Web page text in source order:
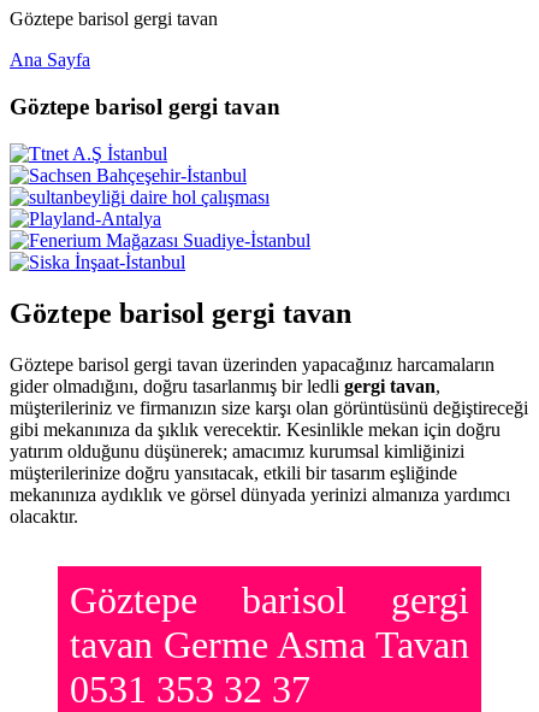
Göztepe barisol gergi tavan
Ana Sayfa
Göztepe barisol gergi tavan
Göztepe barisol gergi tavan
Göztepe barisol gergi tavan üzerinden yapacağınız harcamaların
gider olmadığını, doğru tasarlanmış bir ledli gergi tavan,
müşterileriniz ve firmanızın size karşı olan görüntüsünü değiştireceği
gibi mekanınıza da şıklık verecektir. Kesinlikle mekan için doğru
yatırım olduğunu düşünerek; amacımız kurumsal kimliğinizi
müşterilerinize doğru yansıtacak, etkili bir tasarım eşliğinde
mekanınıza aydıklık ve görsel dünyada yerinizi almanıza yardımcı
olacaktır.
Göztepe barisol gergi
tavan Germe Asma Tavan
0531 353 32 37